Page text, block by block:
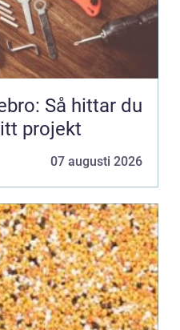
Så hittar du
projekt
07 augusti 2026